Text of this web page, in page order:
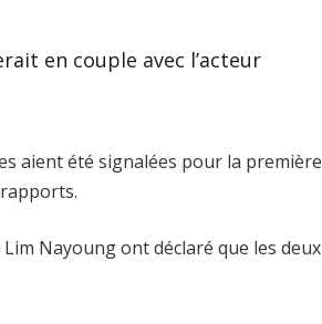
en couple avec l’acteur
aient été signalées pour la première
Nayoung ont déclaré que les deux